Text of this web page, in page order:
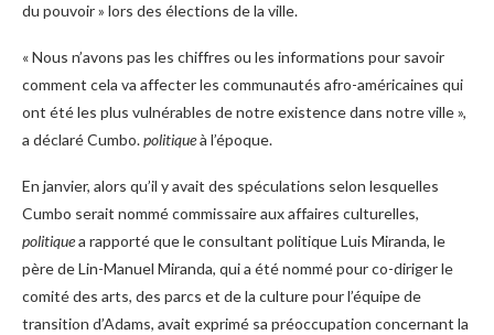
du pouvoir » lors des élections de la ville.
« Nous n’avons pas les chiffres ou les informations pour savoir
comment cela va affecter les communautés afro-américaines qui
ont été les plus vulnérables de notre existence dans notre ville »,
a déclaré Cumbo.politiqueà l’époque.
En janvier, alors qu’il y avait des spéculations selon lesquelles
Cumbo serait nommé commissaire aux affaires culturelles,
politiquea rapporté que le consultant politique Luis Miranda, le
père de Lin-Manuel Miranda, qui a été nommé pour co-diriger le
comité des arts, des parcs et de la culture pour l’équipe de
transition d’Adams, avait exprimé sa préoccupation concernant la